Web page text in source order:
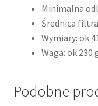
Minimalna
Średnica
Wymiary: ok
Waga: ok 230
Podobne